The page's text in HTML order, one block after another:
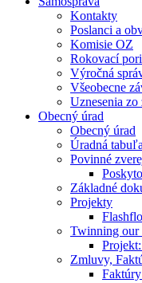
Kontakty
Poslanci a
Komisie OZ
Rokovací
Výročná
Všeobecne
Uznesenia zo
Obecný úrad
Obecný úrad
Úradná tabuľa
Povinné
Základné
Projekty
Twinning our
Zmluvy,